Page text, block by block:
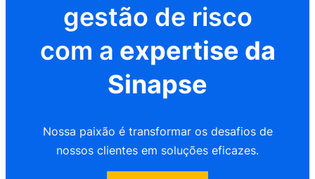
gestão de risco
com a expertise da
Sinapse
Nossa paixão é transformar os desafios de
nossos clientes em soluções eficazes.